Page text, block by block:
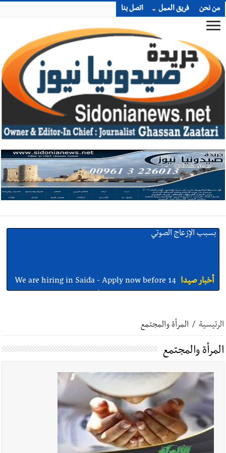
من نحن فريق العمل اتصل بنا
أخبار صيدا We are hiring in Saida - Apply now before 14
استعراض شامل لمشاريع وتأكيدٌ على حماية القيمة التراثية للمدينة
القديمة
أخبار صيدا عمر مرجان يطلق أكاديمية نادي الحرية لكرة القدم
الرئيسية / المرأة والمجتمع
المرأة والمجتمع